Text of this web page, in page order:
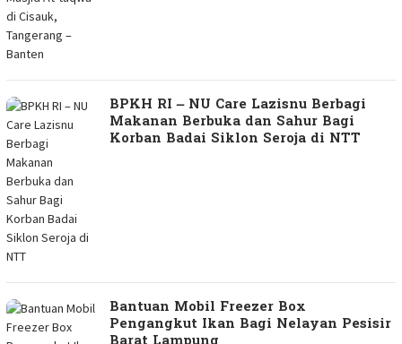
BPKH RI – NU Care Lazisnu Berbagi
Makanan Berbuka dan Sahur Bagi
Korban Badai Siklon Seroja di NTT
Bantuan Mobil Freezer Box
Pengangkut Ikan Bagi Nelayan Pesisir